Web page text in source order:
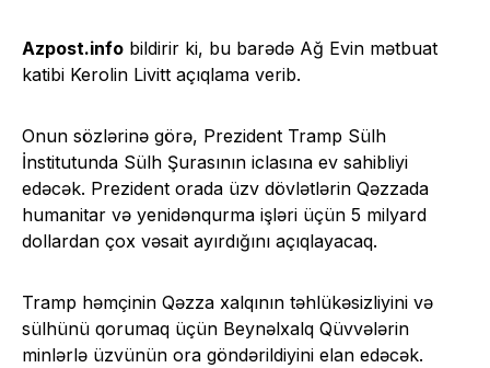
Azpost.info bildirir ki, bu barədə Ağ Evin mətbuat
katibi Kerolin Livitt açıqlama verib.
Onun sözlərinə görə, Prezident Tramp Sülh
İnstitutunda Sülh Şurasının iclasına ev sahibliyi
edəcək. Prezident orada üzv dövlətlərin Qəzzada
humanitar və yenidənqurma işləri üçün 5 milyard
dollardan çox vəsait ayırdığını açıqlayacaq.
Tramp həmçinin Qəzza xalqının təhlükəsizliyini və
sülhünü qorumaq üçün Beynəlxalq Qüvvələrin
minlərlə üzvünün ora göndərildiyini elan edəcək.